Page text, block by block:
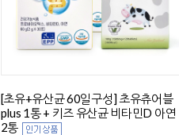
[초유+유산균 60일구성] 초유츄어블
plus 1통 + 키즈 유산균 비타민D 아연
2통